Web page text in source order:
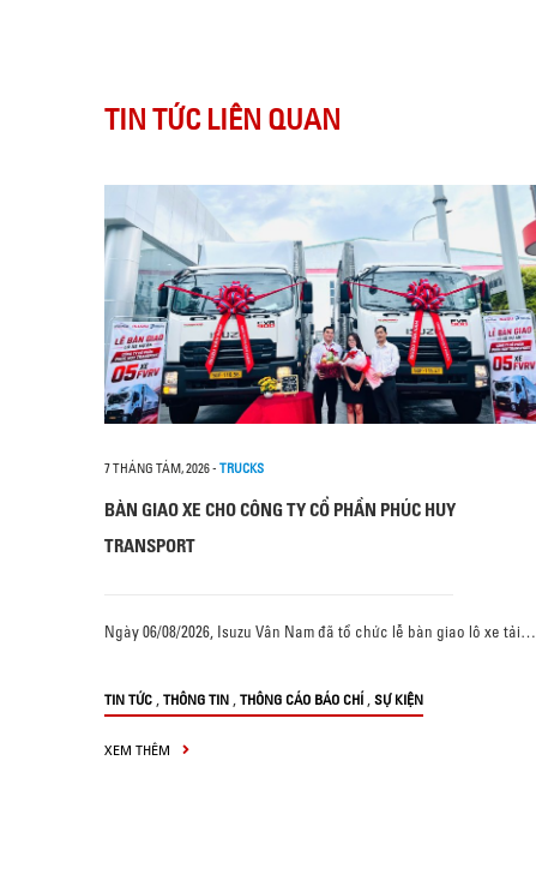
TIN TỨC LIÊN QUAN
7 THÁNG TÁM, 2026- TRUCKS
BÀN GIAO XE CHO CÔNG TY CỔ PHẦN PHÚC HUY
TRANSPORT
Ngày 06/08/2026, Isuzu Vân Nam đã tổ chức lễ bàn giao lô xe tải…
TIN TỨC , THÔNG TIN , THÔNG CÁO BÁO CHÍ , SỰ KIỆN
XEM THÊM